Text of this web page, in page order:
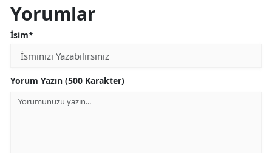
Yorumlar
İsim*
Yorum Yazın (500 Karakter)